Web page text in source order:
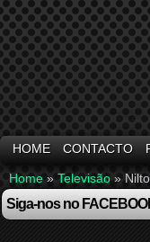
HOME CONTACTO
Home » Televisão »
Siga-nos no